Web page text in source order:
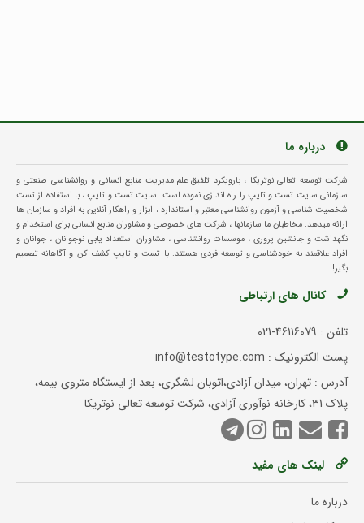
درباره ما
شرکت توسعه تعالی نوتریکا ، بارویکرد تلفیق علم مدیریت منابع انسانی و روانشناسی صنعتی و
سازمانی سایت تست و تایپ را راه اندازی نموده است. سایت تست و تایپ ، با استفاده از تست
شخصیت شناسی و آزمون روانشناسی معتبر و استاندارد ، ابزار و راهکار آنلاین به افراد و سازمان ها
ارائه میدهد. مخاطبان ما سازمانها ، شرکت های خصوصی و مشاوران منابع انسانی برای استخدام و
نگهداشت و جانشین پروری ، موسسات روانشناسی ، مشاوران استعداد یابی نوجوانان ، جوانان و
افراد علاقمند به خودشناسی و توسعه فردی هستند. با تست و تایپ کشف کن و آگاهانه تصمیم
بگیر!
کانال های ارتباطی
تلفن : 021-46116079
پست الکترونیک : info@testotype.com
آدرس : تهران، میدان آزادی،اتوبان لشگری، بعد از ایستگاه متروی بیمه،
پلاک 31، کارخانه نوآوری آزادی، شرکت توسعه تعالی نوتریکا
لینک های مفید
درباره ما